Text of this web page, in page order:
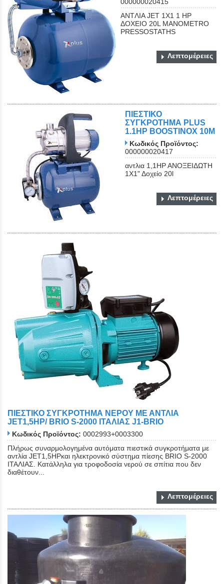
ANTΛΙΑ JET 1X1 1 HP
ΔΟΧΕΙΟ 20L MANOMETRO
PRESSOSTATHS
Λεπτομέρειες
ΠΙΕΣΤΙΚΟ
ΣΥΓΚΡΟΤΗΜΑ PLUS
1.1HP BOOSTINOX 10M
Κωδικός Προϊόντος:
000000020417
αντλια 1,1ΗΡ ΑΝΟΞΕΙΔΩΤΗ
1Χ1" Δοχείο 20l
Λεπτομέρειες
ΠΙΕΣΤΙΚΟ ΣΥΓΚΡΟΤΗΜΑ ΝΕΡΟΥ ΜΕ ΑΝΤΛΙΑ
JET1,5HP/ BRIO S-2000 ΙΤΑΛΙΑΣ J1-BRIO
Κωδικός Προϊόντος: 0002993+0003300
Πλήρως συναρμολογημένα αυτόματα πιεστικά συγκροτήματα με
αντλία JET1,5ΗΡκαι ηλεκτρονικό σύστημα πίεσης BRIO S-2000
ΙΤΑΛΙΑΣ. Κατάλληλα για τροφοδοσία νερού σε σπίτια που δεν
διαθέτουν...
Λεπτομέρειες